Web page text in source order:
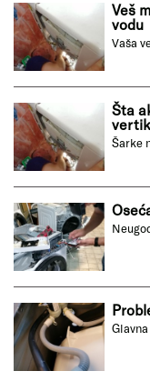
Veš
vodu
Vaša
Šta
Šarke